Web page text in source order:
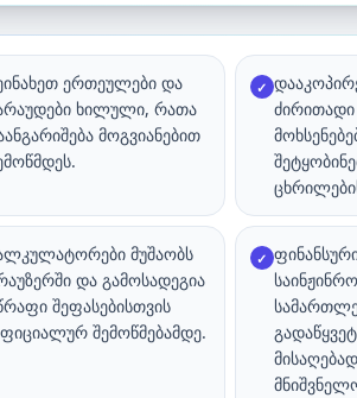
ერთეულები და
ხილული, რათა
მოგვიანებით
✓
მუშაობს
და გამოსადეგია
შეფასებისთვის
შემოწმებამდე.
✓